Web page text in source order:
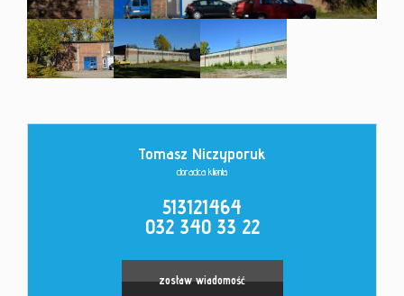
Tomasz Niczyporuk
doradca klienta
513121464
032 340 33 22
zostaw wiadomość